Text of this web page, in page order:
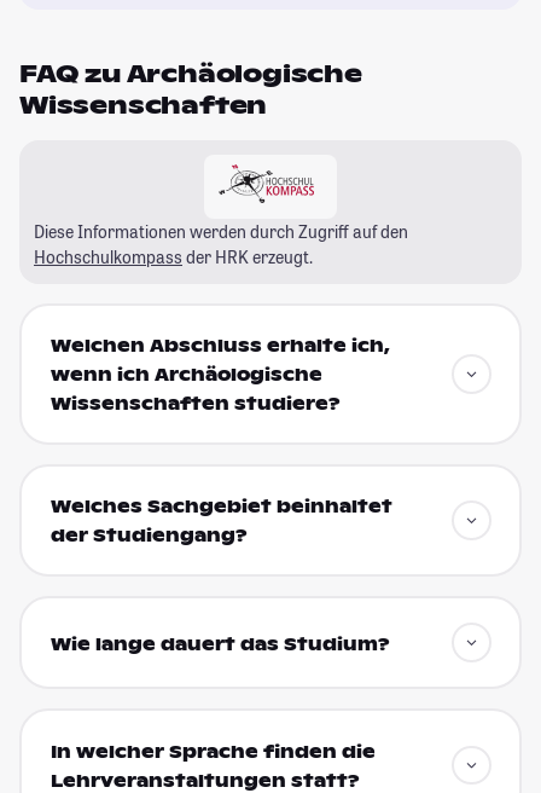
FAQ zu Archäologische
Wissenschaften
Diese Informationen werden durch Zugriff auf den
Hochschulkompass der HRK erzeugt.
Welchen Abschluss erhalte ich,
wenn ich Archäologische
Wissenschaften studiere?
Welches Sachgebiet beinhaltet
der Studiengang?
Wie lange dauert das Studium?
In welcher Sprache finden die
Lehrveranstaltungen statt?